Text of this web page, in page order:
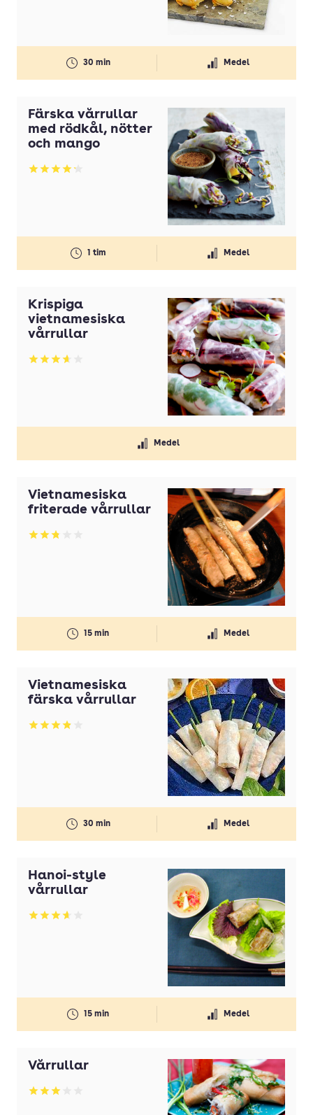
30 min Medel
Färska vårrullar
med rödkål, nötter
och mango
Betyg: 4.2 av 5
1 tim Medel
Krispiga
vietnamesiska
vårrullar
Betyg: 3.67 av 5
Medel
Vietnamesiska
friterade vårrullar
Betyg: 2.83 av 5
15 min Medel
Vietnamesiska
färska vårrullar
Betyg: 3.88 av 5
30 min Medel
Hanoi-style
vårrullar
Betyg: 3.67 av 5
15 min Medel
Vårrullar
Betyg: 3 av 5